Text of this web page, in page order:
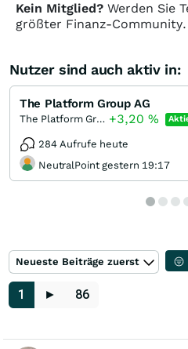
Kein Mitglied? Werden Sie
größter Finanz-Community.
Nutzer sind auch aktiv in:
The Platform Group AG
The Platform Group +3,20 %
284 Aufrufe heute
NeutralPoint gestern 19:17
Neueste Beiträge zuerst
1 ► 86